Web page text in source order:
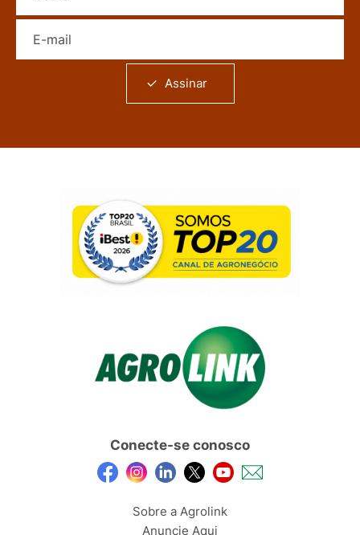
Assinar
Conecte-se conosco
Sobre a Agrolink
Anuncie Aqui